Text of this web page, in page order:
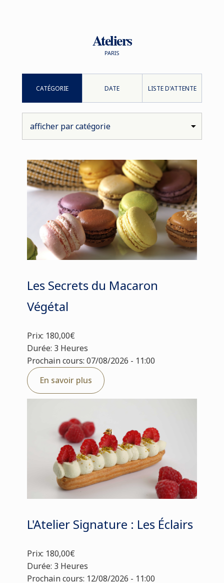
Ateliers
PARIS
CATÉGORIE DATE LISTE D'ATTENTE
Les Secrets du Macaron
Végétal
Prix: 180,00€
Durée: 3 Heures
Prochain cours: 07/08/2026 - 11:00
En savoir plus
L'Atelier Signature : Les Éclairs
Prix: 180,00€
Durée: 3 Heures
Prochain cours: 12/08/2026 - 11:00